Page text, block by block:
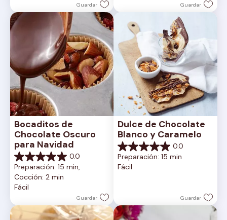
Guardar Guardar
Bocaditos de
Chocolate Oscuro
para Navidad
0.0
0.0
de
5
estrellas.
Preparación: 15 min,
Cocción: 2 min
Fácil
Guardar
Dulce de Chocolate
Blanco y Caramelo
0.0
0.0
de
5
Preparación: 15 min
Fácil
Guardar